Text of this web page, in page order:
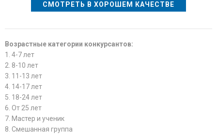
СМОТРЕТЬ В ХОРОШЕМ КАЧЕСТВЕ
Возрастные категории конкурсантов:
1. 4-7 лет
2. 8-10 лет
3. 11-13 лет
4. 14-17 лет
5. 18-24 лет
6. От 25 лет
7. Мастер и ученик
8. Смешанная группа